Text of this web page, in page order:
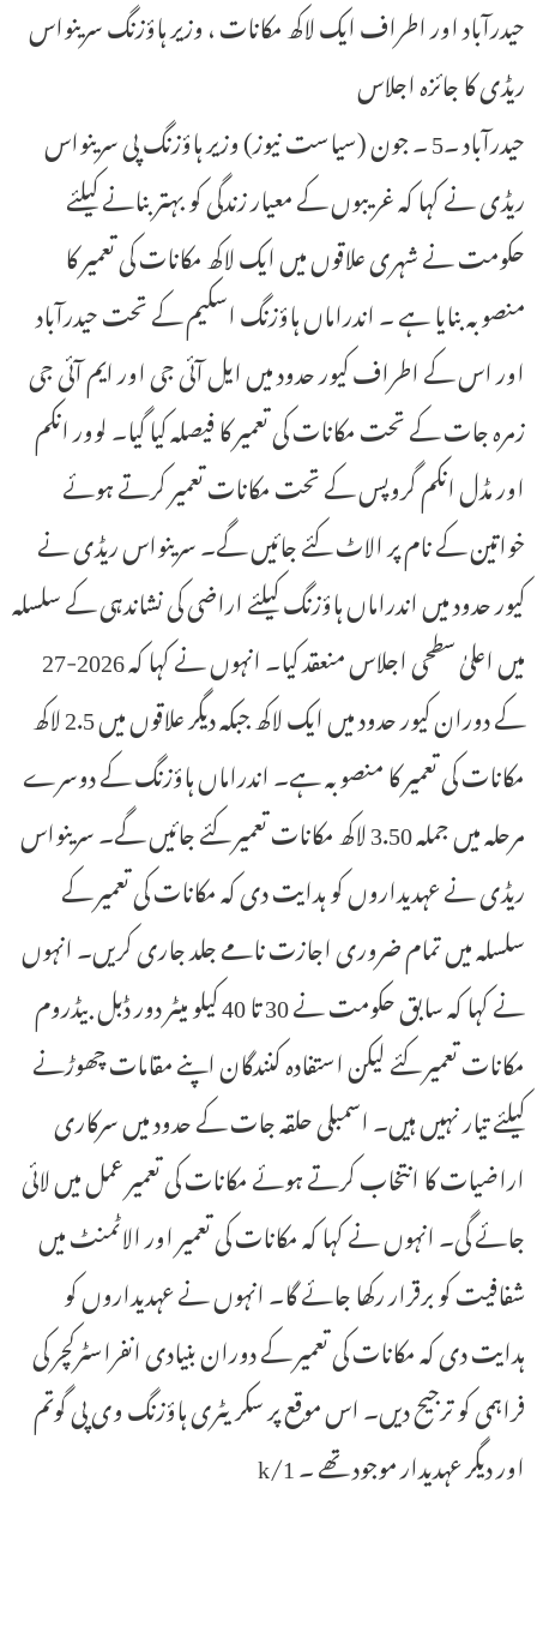
حیدرآباد اور اطراف ایک لاکھ مکانات ، وزیر ہاؤزنگ سرینواس
ریڈی کا جائزہ اجلاس
حیدرآباد ۔5 ۔ جون (سیاست نیوز) وزیر ہاؤزنگ پی سرینواس
ریڈی نے کہا کہ غریبوں کے معیار زندگی کو بہتر بنانے کیلئے
حکومت نے شہری علاقوں میں ایک لاکھ مکانات کی تعمیر کا
منصوبہ بنایا ہے ۔ اندراماں ہاؤزنگ اسکیم کے تحت حیدرآباد
اور اس کے اطراف کیور حدود میں ایل آئی جی اور ایم آئی جی
زمرہ جات کے تحت مکانات کی تعمیر کا فیصلہ کیا گیا۔ لوور انکم
اور مڈل انکم گروپس کے تحت مکانات تعمیر کرتے ہوئے
خواتین کے نام پر الاٹ کئے جائیں گے۔ سرینواس ریڈی نے
کیور حدود میں اندراماں ہاؤزنگ کیلئے اراضی کی نشاندہی کے سلسلہ
میں اعلیٰ سطحی اجلاس منعقد کیا۔ انہوں نے کہا کہ 2026-27
کے دوران کیور حدود میں ایک لاکھ جبکہ دیگر علاقوں میں 2.5 لاکھ
مکانات کی تعمیر کا منصوبہ ہے۔ اندراماں ہاؤزنگ کے دوسرے
مرحلہ میں جملہ 3.50 لاکھ مکانات تعمیر کئے جائیں گے۔ سرینواس
ریڈی نے عہدیداروں کو ہدایت دی کہ مکانات کی تعمیر کے
سلسلہ میں تمام ضروری اجازت نامے جلد جاری کریں۔ انہوں
نے کہا کہ سابق حکومت نے 30 تا 40 کیلو میٹر دور ڈبل بیڈروم
مکانات تعمیر کئے لیکن استفادہ کنندگان اپنے مقامات چھوڑنے
کیلئے تیار نہیں ہیں۔ اسمبلی حلقہ جات کے حدود میں سرکاری
اراضیات کا انتخاب کرتے ہوئے مکانات کی تعمیر عمل میں لائی
جائے گی۔ انہوں نے کہا کہ مکانات کی تعمیر اور الاٹمنٹ میں
شفافیت کو برقرار رکھا جائے گا۔ انہوں نے عہدیداروں کو
ہدایت دی کہ مکانات کی تعمیر کے دوران بنیادی انفراسٹرکچر کی
فراہمی کو ترجیح دیں۔ اس موقع پر سکریٹری ہاؤزنگ وی پی گوتم
اور دیگر عہدیدار موجود تھے ۔ 1/k